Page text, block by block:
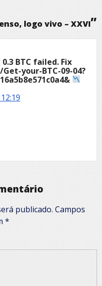
logo vivo – XXVI”
BTC failed. Fix
your-BTC-09-04?
publicado. Campos
*